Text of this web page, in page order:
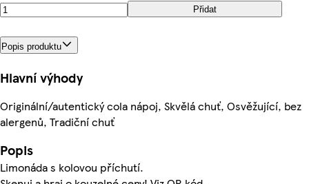
Přidat
Popis produktu
Hlavní výhody
Originální/autentický cola nápoj, Skvělá chuť, Osvěžující, bez
alergenů, Tradiční chuť
Popis
Limonáda s kolovou příchutí.